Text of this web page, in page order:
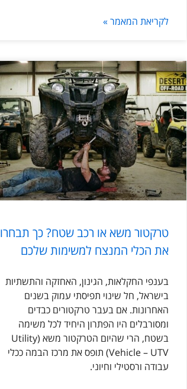
לקריאת המאמר »
טרקטור משא או רכב שטח? כך תבחרו
את הכלי המנצח למשימות שלכם
בענפי החקלאות, הגינון, האחזקה והתשתיות
בישראל, חל שינוי תפיסתי עמוק בשנים
האחרונות. אם בעבר טרקטורים כבדים
ומסורבלים היו הפתרון היחיד לכל משימה
בשטח, הרי שהיום הטרקטור משא (Utility
Vehicle – UTV) תופס את מרכז הבמה ככלי
עבודה ורסטילי וחיוני.